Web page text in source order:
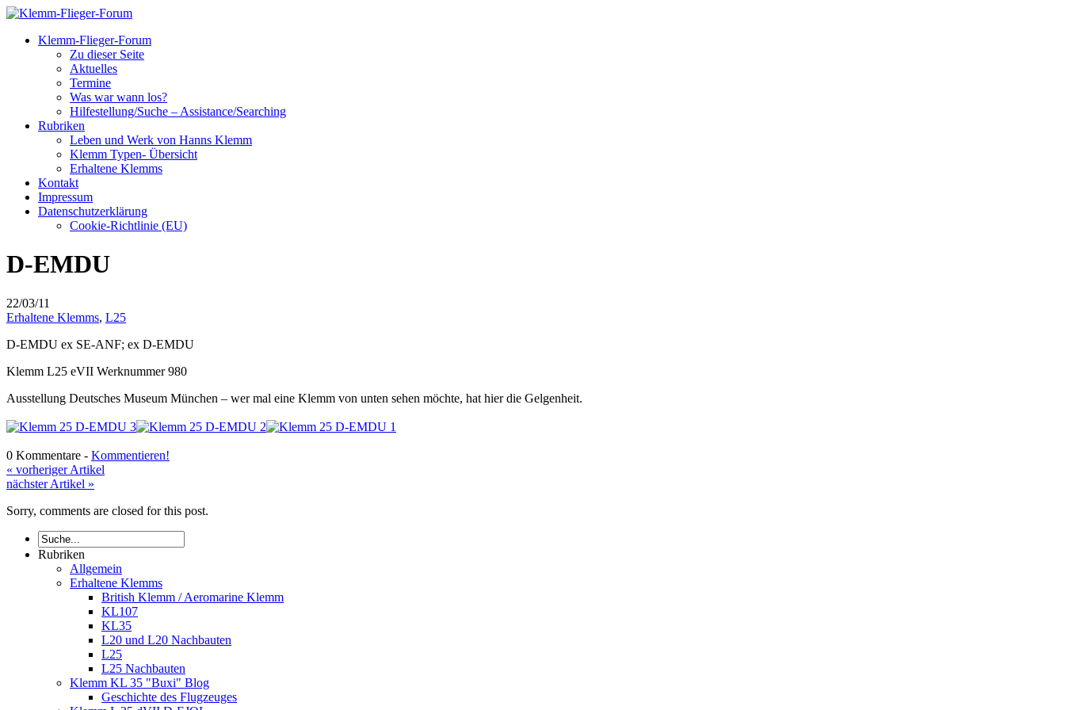
Klemm-Flieger-Forum
Zu dieser Seite
Aktuelles
Termine
Was war wann los?
Hilfestellung/Suche – Assistance/Searching
Rubriken
Leben und Werk von Hanns Klemm
Klemm Typen- Übersicht
Erhaltene Klemms
Kontakt
Impressum
Datenschutzerklärung
Cookie-Richtlinie (EU)
D-EMDU
22/03/11
Erhaltene Klemms, L25
D-EMDU ex SE-ANF; ex D-EMDU
Klemm L25 eVII Werknummer 980
Ausstellung Deutsches Museum München – wer mal eine Klemm von unten sehen möchte, hat hier die Gelgenheit.
0 Kommentare - Kommentieren!
« vorheriger Artikel
nächster Artikel »
Sorry, comments are closed for this post.
Rubriken
Allgemein
Erhaltene Klemms
British Klemm / Aeromarine Klemm
KL107
KL35
L20 und L20 Nachbauten
L25
L25 Nachbauten
Klemm KL 35 "Buxi" Blog
Geschichte des Flugzeuges